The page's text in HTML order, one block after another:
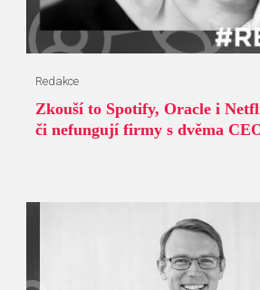
Redakce
Zkouší to Spotify, Oracle i
či nefungují firmy s dvěma